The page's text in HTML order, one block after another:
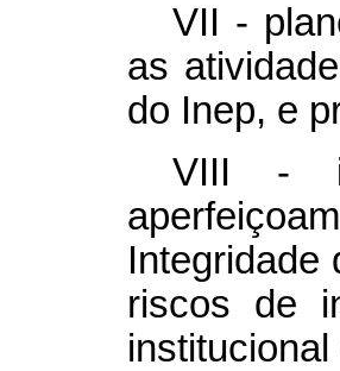
VII -
as
do Inep, e
VIII -
Integridade
riscos de